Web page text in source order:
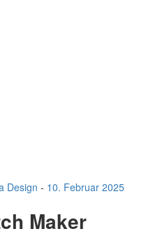
Design - 10. Februar 2025
Maker